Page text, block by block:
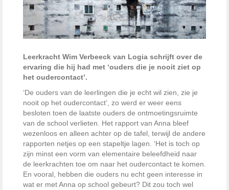
Leerkracht Wim Verbeeck van Logia schrijft over de
ervaring die hij had met ‘ouders die je nooit ziet op
het oudercontact’.
‘De ouders van de leerlingen die je echt wil zien, zie je
nooit op het oudercontact’, zo werd er weer eens
besloten toen de laatste ouders de ontmoetingsruimte
van de school verlieten. Het rapport van Anna bleef
wezenloos en alleen achter op de tafel, terwijl de andere
rapporten netjes op een stapeltje lagen. ‘Het is toch op
zijn minst een vorm van elementaire beleefdheid naar
de leerkrachten toe om naar het oudercontact te komen.
En vooral, hebben die ouders nu echt geen interesse in
wat er met Anna op school gebeurt? Dit zou toch wel